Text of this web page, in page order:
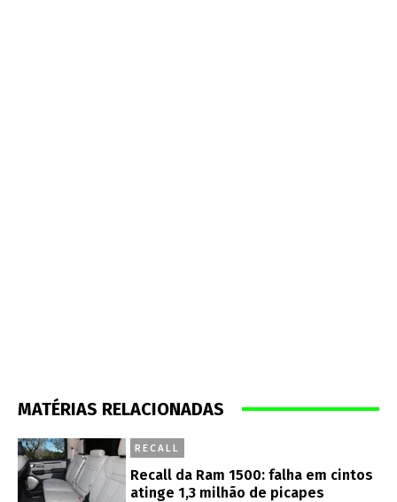
MATÉRIAS RELACIONADAS
RECALL
Recall da Ram 1500: falha em cintos
atinge 1,3 milhão de picapes